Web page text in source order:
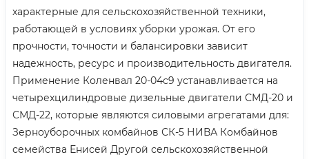
характерные для сельскохозяйственной техники,
работающей в условиях уборки урожая. От его
прочности, точности и балансировки зависит
надежность, ресурс и производительность двигателя.
Применение Коленвал 20-04с9 устанавливается на
четырехцилиндровые дизельные двигатели СМД-20 и
СМД-22, которые являются силовыми агрегатами для:
Зерноуборочных комбайнов СК-5 НИВА Комбайнов
семейства Енисей Другой сельскохозяйственной